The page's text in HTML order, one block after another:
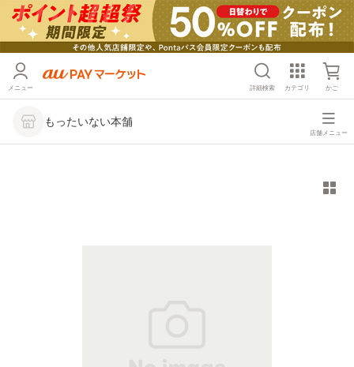
メニュー 詳細検索 カテゴリ かご
もったいない本舗
店舗メニュー